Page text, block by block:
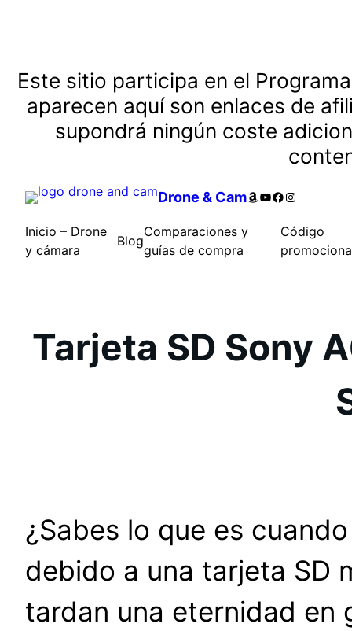
Saltar
contenido
Este sitio participa en el
aparecen aquí son enlaces de
supondrá ningún coste
Drone & CamAmazon
YouTube
Facebook
Instagram
Inicio – Drone
y cámara
Blog
Comparaciones y
guías de compra
Código
Tarjeta SD Sony
¿Sabes lo que es
debido a una tarjeta SD
tardan una eternidad en